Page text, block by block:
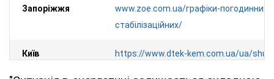
Запоріжжя
www.zoe.com.ua/графіки-погодинних-
стабілізаційних/
Київ https://www.dtek-kem.com.ua/ua/